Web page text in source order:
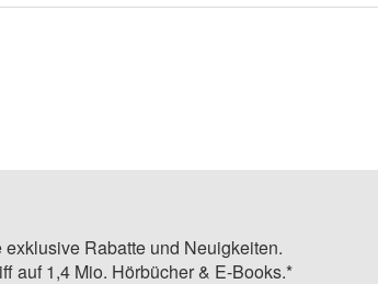
Rabatte und Neuigkeiten.
auf 1,4 Mio. Hörbücher & E-Books.*